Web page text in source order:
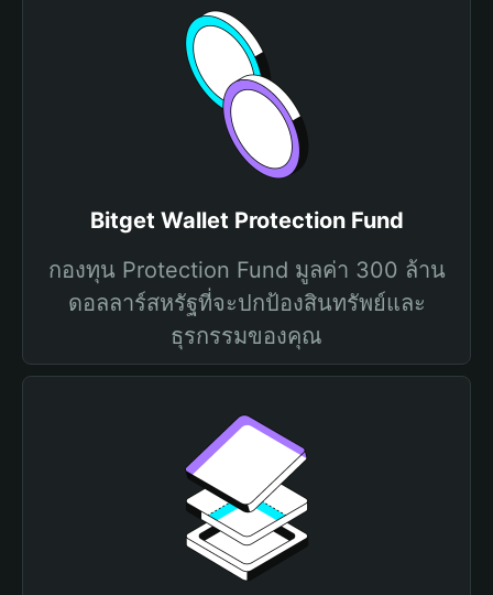
Bitget Wallet Protection Fund
กองทุน Protection Fund มูลค่า 300 ล้าน
ดอลลาร์สหรัฐที่จะปกป้องสินทรัพย์และ
ธุรกรรมของคุณ